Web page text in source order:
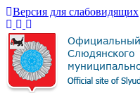
Версия для слабовидящих